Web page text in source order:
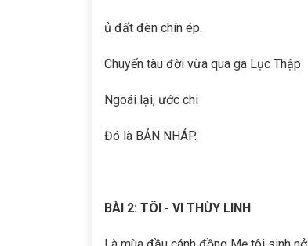
ủ đất đèn chín ép.
Chuyến tàu đời vừa qua ga Lục Thập
Ngoái lại, ước chi
Đó là BẢN NHÁP.
BÀI 2: TÔI - VI THÙY LINH